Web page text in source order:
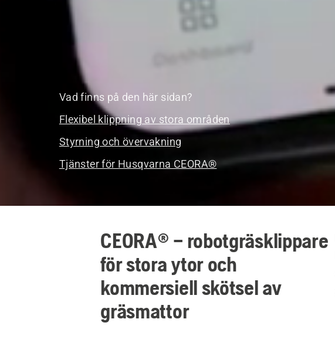
Vad finns på den här sidan?
Flexibel klippning av stora områden
Styrning och övervakning
Tjänster för Husqvarna CEORA®
CEORA® – robotgräsklippare
för stora ytor och
kommersiell skötsel av
gräsmattor